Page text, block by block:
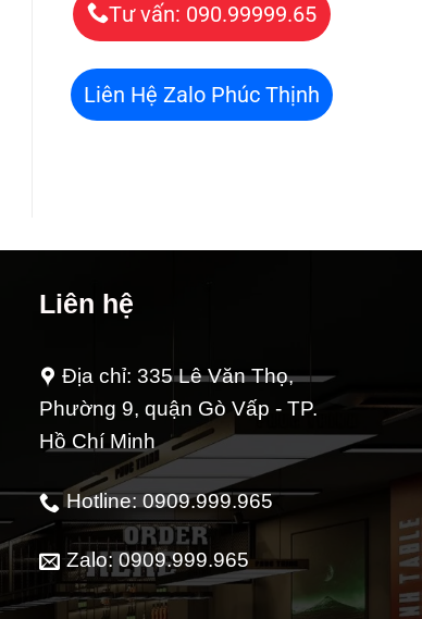
Tư vấn: 090.99999.65
Liên Hệ Zalo Phúc Thịnh
Liên hệ
Địa chỉ: 335 Lê Văn Thọ,
Phường 9, quận Gò Vấp - TP.
Hồ Chí Minh
Hotline: 0909.999.965
Zalo: 0909.999.965